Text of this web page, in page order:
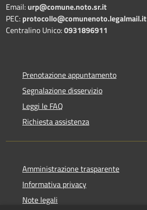
Email: urp@comune.noto.sr.it
PEC: protocollo@comunenoto.legalmail.it
Centralino Unico:0931896911
Prenotazione appuntamento
Segnalazione disservizio
Leggi le FAQ
Richiesta assistenza
Amministrazione trasparente
Informativa privacy
Note legali